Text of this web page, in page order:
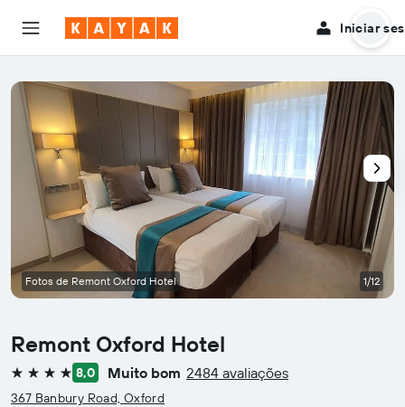
Iniciar
Remont Oxford Hotel
4 estrelas 8,0 Muito bom 2484 avaliações
367 Banbury Road, Oxford
Fotos de Remont Oxford Hotel 1/12